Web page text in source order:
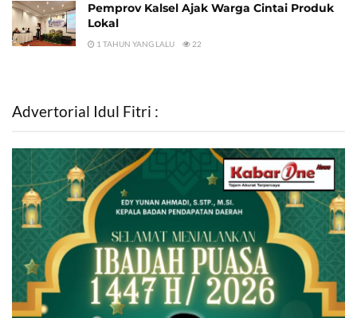
Pemprov Kalsel Ajak Warga Cintai Produk
Lokal
1 TAHUN YANG LALU 22
Advertorial Idul Fitri :